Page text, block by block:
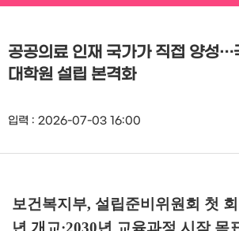
공공의료 인재 국가가 직접 양성…
대학원 설립 본격화
입력 : 2026-07-03 16:00
보건복지부, 설립준비위원회 첫
년 개교·2030년 교육과정 시작 목